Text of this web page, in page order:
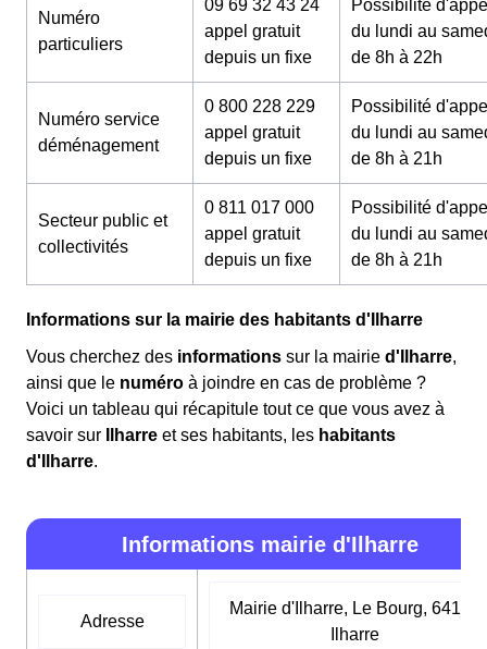
Numéro
particuliers
09 69 32 43 24
appel gratuit
depuis un fixe
Possibilité
du lundi au
de 8h à 22h
Numéro service
déménagement
0 800 228 229
appel gratuit
depuis un fixe
Possibilité
du lundi au
de 8h à 21h
Secteur public et
collectivités
0 811 017 000
appel gratuit
depuis un fixe
Possibilité
du lundi au
de 8h à 21h
Informations sur la mairie des habitants d'Ilharre
Vous cherchez des informations sur la mairie d'Ilharre,
ainsi que le numéro à joindre en cas de problème ?
Voici un tableau qui récapitule tout ce que vous avez à
savoir sur
Ilharre et ses habitants, les habitants
d'Ilharre.
Informations mairie d'Ilharre
Adresse
Mairie d'Ilharre, Le Bourg, 64120
Ilharre